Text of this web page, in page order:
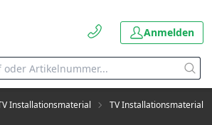
Anmelden
Installationsmaterial TV Installationsmaterial